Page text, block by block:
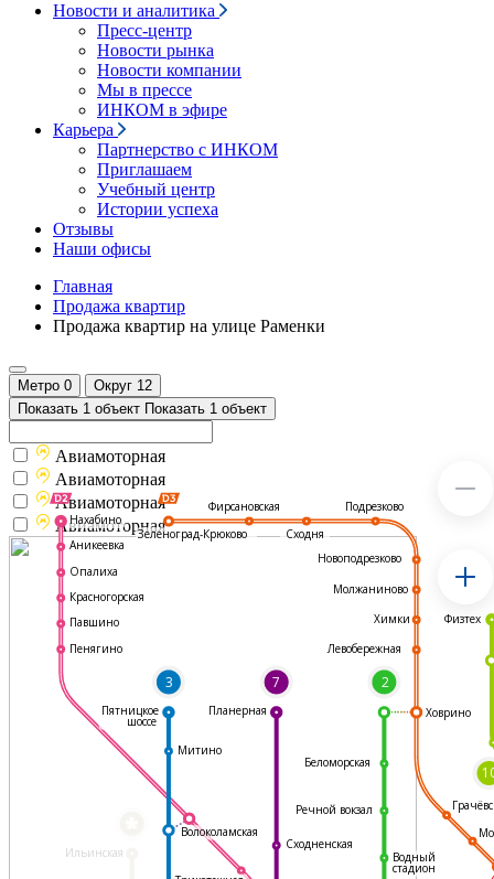
Новости и аналитика
Пресс-центр
Новости рынка
Новости компании
Мы в прессе
ИНКОМ в эфире
Карьера
Партнерство с ИНКОМ
Приглашаем
Учебный центр
Истории успеха
Отзывы
Наши офисы
Главная
Продажа квартир
Продажа квартир на улице Раменки
Метро 0 Округ 12
Показать 1 объект Показать 1 объект
Ильинская
3 7 2
Фирсановская
Сходня
Подрезково
Новоподрезково
Молжаниново
Химки
Левобережная
Ховрино
Водный
стадион
Сходненская
Волоколамская
Митино
Нахабино
Аникеевка
Опалиха
Красногорская
Павшино
Пенягино
Пятницкое
шоссе
Планерная
Физтех
Речной вокзал
Беломорская
Зеленоград-Крюково
Авиамоторная
Авиамоторная
Авиамоторная
Авиамоторная